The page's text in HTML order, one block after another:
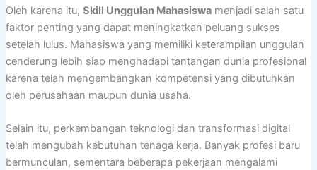
Oleh karena itu, Skill Unggulan Mahasiswamenjadi salah satu
faktor penting yang dapat meningkatkan peluang sukses
setelah lulus. Mahasiswa yang memiliki keterampilan unggulan
cenderung lebih siap menghadapi tantangan dunia profesional
karena telah mengembangkan kompetensi yang dibutuhkan
oleh perusahaan maupun dunia usaha.
Selain itu, perkembangan teknologi dan transformasi digital
telah mengubah kebutuhan tenaga kerja. Banyak profesi baru
bermunculan, sementara beberapa pekerjaan mengalami